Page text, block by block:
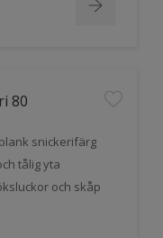
80
snickerifärg
tålig yta
och skåp